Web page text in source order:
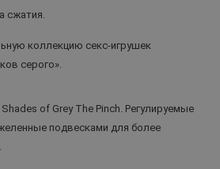
сжатия.
коллекцию секс-игрушек
серого».
of Grey The Pinch. Регулируемые
подвесками для более